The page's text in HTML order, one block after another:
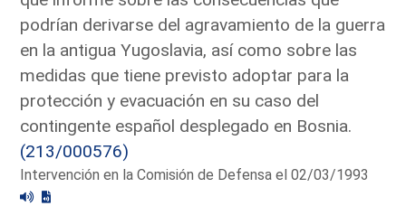
podrían derivarse del agravamiento de la guerra
en la antigua Yugoslavia, así como sobre las
medidas que tiene previsto adoptar para la
protección y evacuación en su caso del
contingente español desplegado en Bosnia.
(213/000576)
Intervención en la Comisión de Defensa el 02/03/1993